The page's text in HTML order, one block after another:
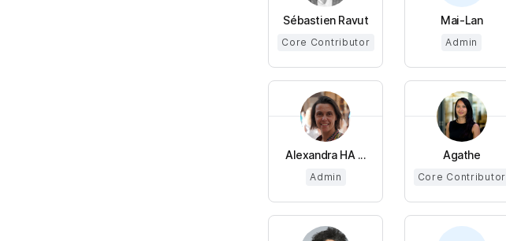
Sébastien Ravut
Core Contributor
Mai-Lan
Admin
Alexandra HA ...
Admin
Agathe
Core Contributor